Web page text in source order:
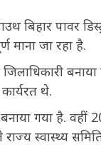
बिहार पावर
माना जा रहा है.
बनाया
थे.
गया है.
स्वास्थ्य